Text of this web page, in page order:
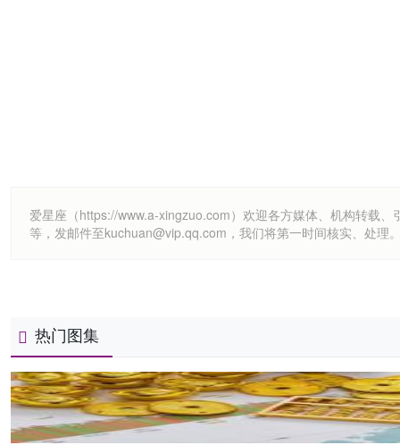
爱星座（https://www.a-xingzuo.com）欢迎各方媒体、机构转载
等，发邮件至kuchuan@vip.qq.com，我们将第一时间核实、处理
热门图集